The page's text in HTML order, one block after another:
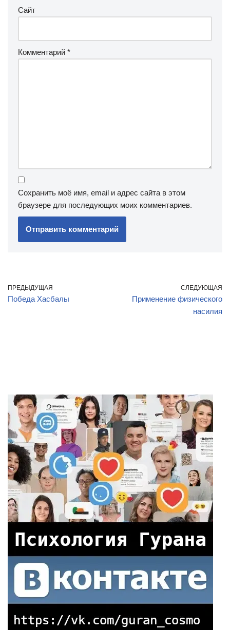
Сайт
Комментарий *
Сохранить моё имя, email и адрес сайта в этом
браузере для последующих моих комментариев.
ПРЕДЫДУЩАЯ
Победа Хасбалы
СЛЕДУЮЩАЯ
Применение физического
насилия